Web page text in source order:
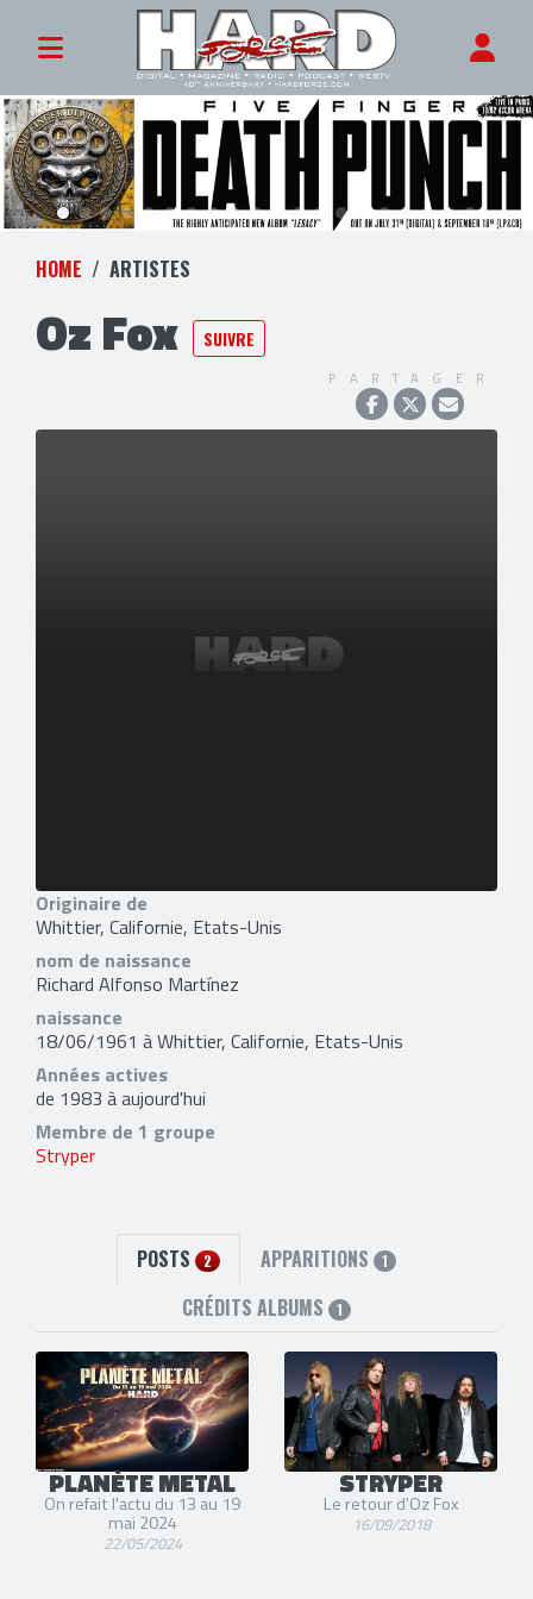
HOME ARTISTES
Oz Fox SUIVRE
PARTAGER
Originaire de
Whittier, Californie, Etats-Unis
nom de naissance
Richard Alfonso Martínez
naissance
18/06/1961 à Whittier, Californie, Etats-Unis
Années actives
de 1983 à aujourd'hui
Membre de 1 groupe
Stryper
POSTS 2 APPARITIONS 1
CRÉDITS ALBUMS 1
PLANÈTE METAL
On refait l'actu du 13 au 19
mai 2024
22/05/2024
STRYPER
Le retour d'Oz Fox
16/09/2018